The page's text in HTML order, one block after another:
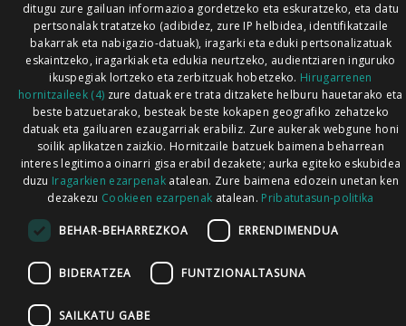
ditugu zure gailuan informazioa gordetzeko eta eskuratzeko, eta datu
pertsonalak tratatzeko (adibidez, zure IP helbidea, identifikatzaile
bakarrak eta nabigazio-datuak), iragarki eta eduki pertsonalizatuak
eskaintzeko, iragarkiak eta edukia neurtzeko, audientziaren inguruko
ikuspegiak lortzeko eta zerbitzuak hobetzeko. Hirugarrenen
hornitzaileek (4) zure datuak ere trata ditzakete helburu hauetarako eta
beste batzuetarako, besteak beste kokapen geografiko zehatzeko
datuak eta gailuaren ezaugarriak erabiliz. Zure aukerak webgune honi
soilik aplikatzen zaizkio. Hornitzaile batzuek baimena beharrean
interes legitimoa oinarri gisa erabil dezakete; aurka egiteko eskubidea
duzu Iragarkien ezarpenak atalean. Zure baimena edozein unetan ken
dezakezu Cookieen ezarpenak atalean. Pribatutasun-politika
BEHAR-BEHARREZKOA ERRENDIMENDUA
BIDERATZEA FUNTZIONALTASUNA
SAILKATU GABE